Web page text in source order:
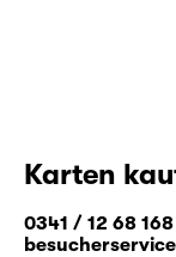
Karten
0341 / 12 68 168